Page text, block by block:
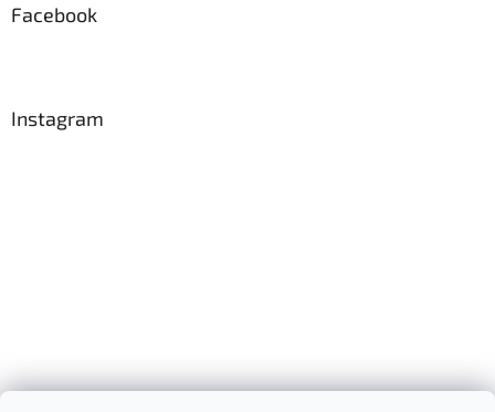
Facebook
Instagram